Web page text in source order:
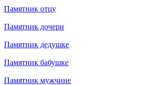
Памятник отцу
Памятник дочери
Памятник дедушке
Памятник бабушке
Памятник мужчине